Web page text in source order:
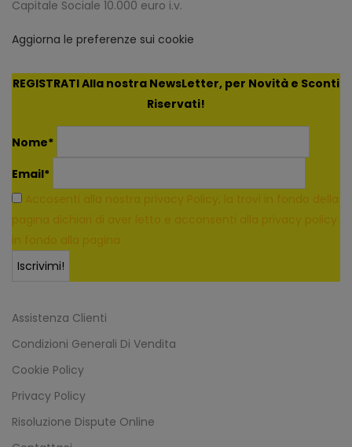
Capitale Sociale 10.000 euro i.v.
Aggiorna le preferenze sui cookie
REGISTRATI Alla nostra NewsLetter, per Novità e Sconti
Riservati!
Nome*
Email*
Accosenti alla nostra privacy Policy, la trovi in fondo della
pagina dichiari di aver letto e acconsenti alla privacy policy
in fondo alla pagina
Assistenza Clienti
Condizioni Generali Di Vendita
Cookie Policy
Privacy Policy
Risoluzione Dispute Online